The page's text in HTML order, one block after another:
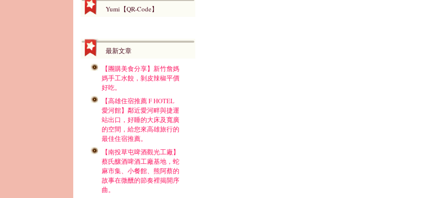
Yumi【QR-Code】
最新文章
【團購美食分享】新竹詹媽
媽手工水餃，剝皮辣椒平價
好吃。
【高雄住宿推薦 F HOTEL
愛河館】鄰近愛河畔與捷運
站出口，好睡的大床及寬廣
的空間，給您來高雄旅行的
最佳住宿推薦。
【南投草屯啤酒觀光工廠】
蔡氏釀酒啤酒工廠基地，蛇
麻市集、小餐館、熊阿蔡的
故事在微醺的節奏裡揭開序
曲。